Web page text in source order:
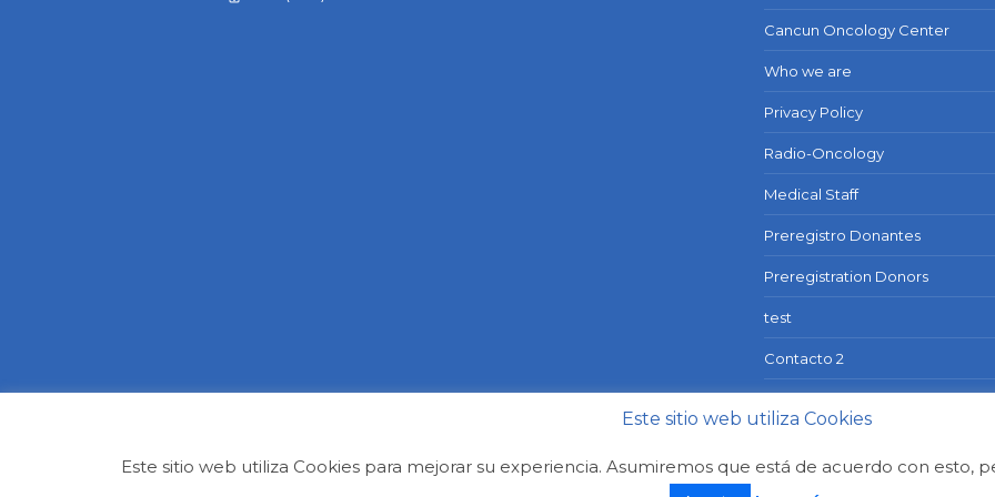
Cancun Oncology Center
Who we are
Privacy Policy
Radio-Oncology
Medical Staff
Preregistro Donantes
Preregistration Donors
test
Contacto 2
Este sitio web utiliza Cookies
Este sitio web utiliza Cookies para mejorar su experiencia. Asumiremos que está de acuerdo con esto,